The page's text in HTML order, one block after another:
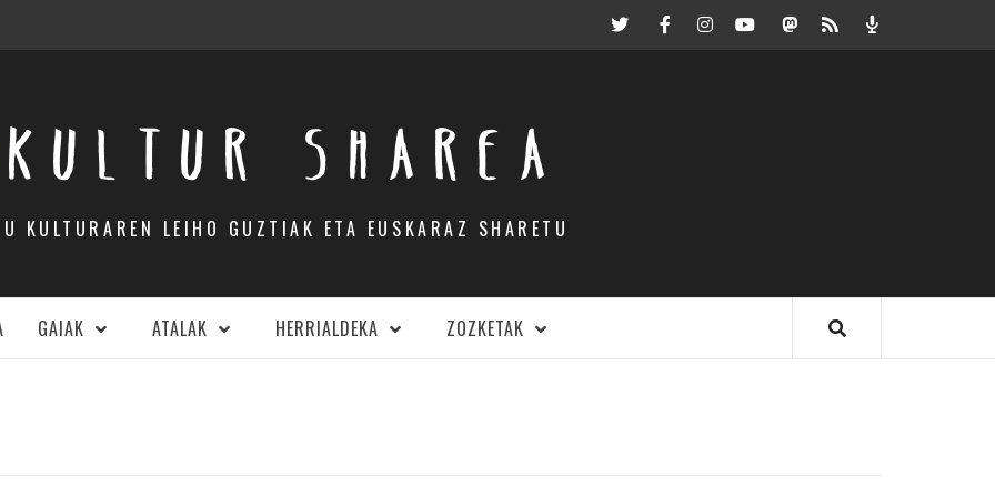
TwitterFacebookInstagramYoutubeMastodon.eus
RSS Podcast
KULTUR SHAREA
KULTURAREN LEIHO GUZTIAK ETA EUSKARAZ SHARETU
GAIAK ATALAK HERRIALDEKA ZOZKETAK